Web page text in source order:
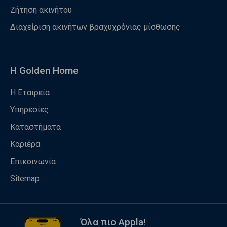
Ζήτηση ακινήτου
Διαχείριση ακινήτων βραχυχρόνιας μίσθωσης
Η Golden Home
Η Εταιρεία
Υπηρεσίες
Καταστήματα
Καριέρα
Επικοινωνία
Sitemap
Όλα πιο Appla!